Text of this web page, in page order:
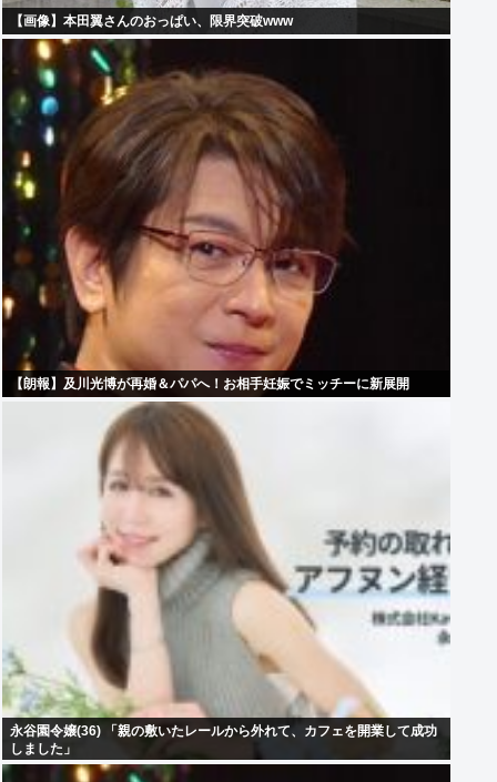
【画像】本田翼さんのおっぱい、限界突破www
【朗報】及川光博が再婚＆パパへ！お相手妊娠でミッチーに新展開
永谷園令嬢(36) 「親の敷いたレールから外れて、カフェを開業して成功
しました」